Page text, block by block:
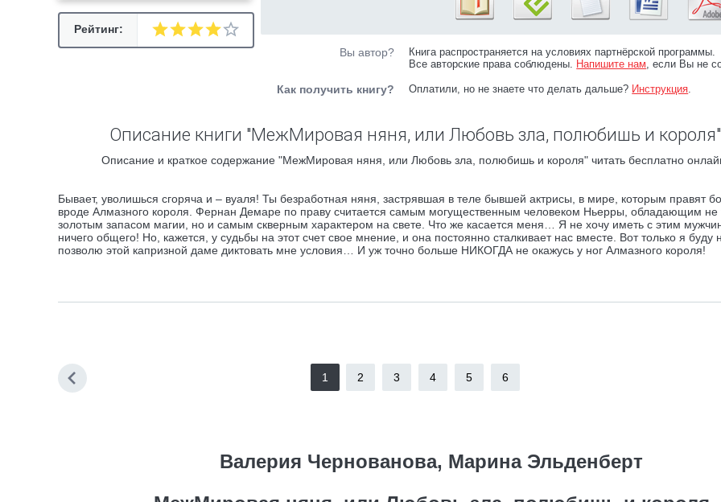
Рейтинг:
Вы автор?
Книга распространяется на условиях партнёрской программы.
Все авторские права соблюдены. Напишите нам, если Вы не
Как получить книгу? Оплатили, но не знаете что делать дальше? Инструкция.
Описание книги "МежМировая няня, или Любовь зла, полюбишь и короля"
Описание и краткое содержание "МежМировая няня, или Любовь зла, полюбишь и короля" читать бесплатно
Бывает, уволишься сгоряча и – вуаля! Ты безработная няня, застрявшая в теле бывшей актрисы, в мире, которым правят
вроде Алмазного короля. Фернан Демаре по праву считается самым могущественным человеком Ньерры, обладающим не
золотым запасом магии, но и самым скверным характером на свете. Что же касается меня… Я не хочу иметь с этим
ничего общего! Но, кажется, у судьбы на этот счет свое мнение, и она постоянно сталкивает нас вместе. Вот только я буду
позволю этой капризной даме диктовать мне условия… И уж точно больше НИКОГДА не окажусь у ног Алмазного короля!
1 2 3 4 5 6
Валерия Чернованова, Марина Эльденберт